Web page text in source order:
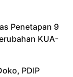
Penetapan 9
KUA-
PDIP